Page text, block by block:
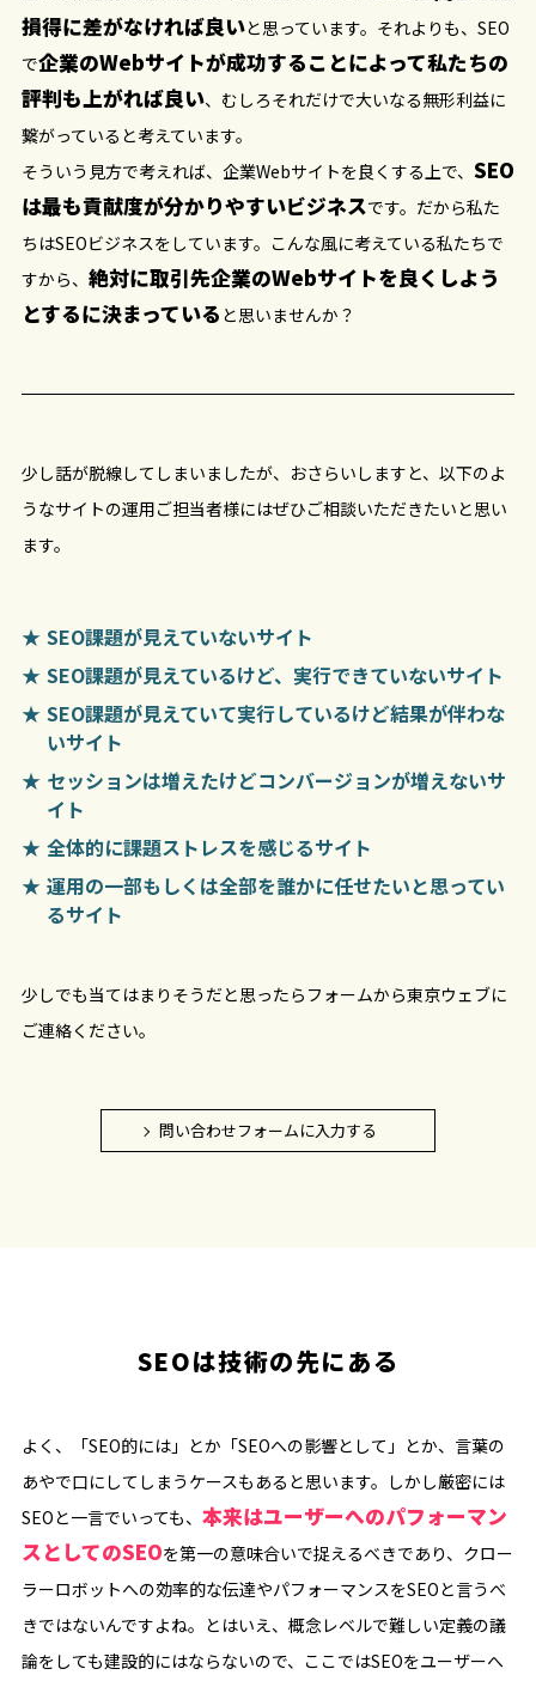
損得に差がなければ良いと思っています。それよりも、SEO
で企業のWebサイトが成功することによって私たちの
評判も上がれば良い、むしろそれだけで大いなる無形利益に
繋がっていると考えています。
そういう見方で考えれば、企業Webサイトを良くする上で、 SEO
は最も貢献度が分かりやすいビジネスです。だから私た
ちはSEOビジネスをしています。こんな風に考えている私たちで
すから、 絶対に取引先企業のWebサイトを良くしよう
とするに決まっている と思いませんか？
少し話が脱線してしまいましたが、おさらいしますと、以下のよ
うなサイトの運用ご担当者様にはぜひご相談いただきたいと思い
ます。
SEO課題が見えていないサイト
SEO課題が見えているけど、実行できていないサイト
SEO課題が見えていて実行しているけど結果が伴わな
いサイト
セッションは増えたけどコンバージョンが増えないサ
イト
全体的に課題ストレスを感じるサイト
運用の一部もしくは全部を誰かに任せたいと思ってい
るサイト
少しでも当てはまりそうだと思ったらフォームから東京ウェブに
ご連絡ください。
問い合わせフォームに入力する
SEOは技術の先にある
よく、「SEO的には」とか「SEOへの影響として」とか、言葉の
あやで口にしてしまうケースもあると思います。しかし厳密には
SEOと一言でいっても、 本来はユーザーへのパフォーマン
スとしてのSEOを第一の意味合いで捉えるべきであり、クロー
ラーロボットへの効率的な伝達やパフォーマンスをSEOと言うべ
きではないんですよね。とはいえ、概念レベルで難しい定義の議
論をしても建設的にはならないので、ここではSEOをユーザーへ